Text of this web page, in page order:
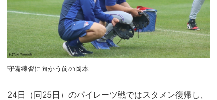
守備練習に向かう前の岡本
24日（同25日）のパイレーツ戦ではスタメン復帰し、